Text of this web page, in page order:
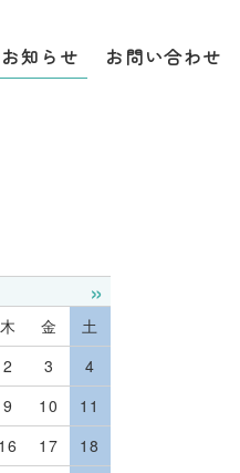
お知らせ お問い合わせ
»
木 金
土
2 3
4
9 10
11
16 17
18